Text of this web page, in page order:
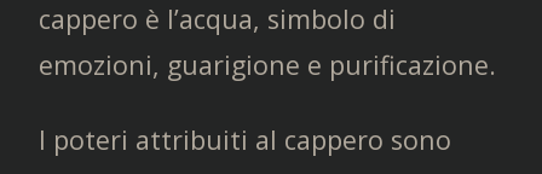
cappero è l’acqua, simbolo di
emozioni, guarigione e purificazione.
I poteri attribuiti al cappero sono